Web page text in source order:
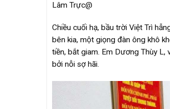
Lâm Trực@
Chiều cuối hạ, bầu trời Việt Trì
bên kia, một giọng đàn ông khô
tiền, bắt giam. Em Dương Thùy
bởi nỗi sợ hãi.